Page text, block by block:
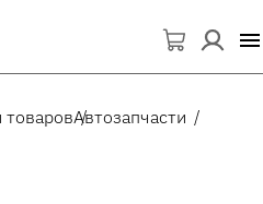
товаровАвтозапчасти